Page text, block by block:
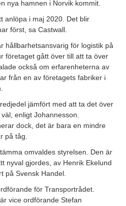
nya hamnen i Norvik kommit.
anlöpa i maj 2020. Det blir
först, sa Castwall.
hållbarhetsansvarig för logistik på
företaget gått över till att ta över
också om erfarenheterna av
från en av företagets fabriker i
jämfört med att ta det över
enligt Johannesson.
dock, det är bara en mindre
på tåg.
omvaldes styrelsen. Den är
nyval gjordes, av Henrik Ekelund
på Svensk Handel.
för Transportrådet.
vice ordförande Stefan